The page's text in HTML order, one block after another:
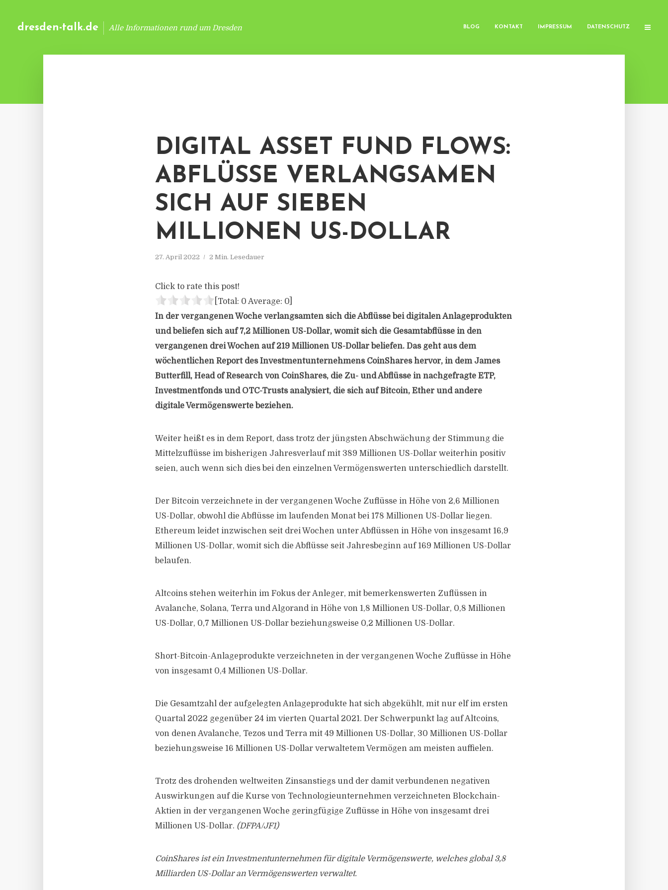
dresden-talk.de Alle Informationen rund um Dresden BLOG KONTAKT IMPRESSUM DATENSCHUTZ
DIGITAL ASSET FUND FLOWS:
ABFLÜSSE VERLANGSAMEN
SICH AUF SIEBEN
MILLIONEN US-DOLLAR
27. April 2022 2 Min. Lesedauer
Click to rate this post!
[Total: 0 Average: 0
In der vergangenen Woche verlangsamten sich die Abflüsse bei digitalen Anlageprodukten
und beliefen sich auf 7,2 Millionen US-Dollar, womit sich die Gesamtabflüsse in den
vergangenen drei Wochen auf 219 Millionen US-Dollar beliefen. Das geht aus dem
wöchentlichen Report des Investmentunternehmens CoinShares hervor, in dem James
Butterfill, Head of Research von CoinShares, die Zu- und Abflüsse in nachgefragte ETP,
Investmentfonds und OTC-Trusts analysiert, die sich auf Bitcoin, Ether und andere
digitale Vermögenswerte beziehen.
Weiter heißt es in dem Report, dass trotz der jüngsten Abschwächung der Stimmung die
Mittelzuflüsse im bisherigen Jahresverlauf mit 389 Millionen US-Dollar weiterhin positiv
seien, auch wenn sich dies bei den einzelnen Vermögenswerten unterschiedlich darstellt.
Der Bitcoin verzeichnete in der vergangenen Woche Zuflüsse in Höhe von 2,6 Millionen
US-Dollar, obwohl die Abflüsse im laufenden Monat bei 178 Millionen US-Dollar liegen.
Ethereum leidet inzwischen seit drei Wochen unter Abflüssen in Höhe von insgesamt 16,9
Millionen US-Dollar, womit sich die Abflüsse seit Jahresbeginn auf 169 Millionen US-Dollar
belaufen.
Altcoins stehen weiterhin im Fokus der Anleger, mit bemerkenswerten Zuflüssen in
Avalanche, Solana, Terra und Algorand in Höhe von 1,8 Millionen US-Dollar, 0,8 Millionen
US-Dollar, 0,7 Millionen US-Dollar beziehungsweise 0,2 Millionen US-Dollar.
Short-Bitcoin-Anlageprodukte verzeichneten in der vergangenen Woche Zuflüsse in Höhe
von insgesamt 0,4 Millionen US-Dollar.
Die Gesamtzahl der aufgelegten Anlageprodukte hat sich abgekühlt, mit nur elf im ersten
Quartal 2022 gegenüber 24 im vierten Quartal 2021. Der Schwerpunkt lag auf Altcoins,
von denen Avalanche, Tezos und Terra mit 49 Millionen US-Dollar, 30 Millionen US-Dollar
beziehungsweise 16 Millionen US-Dollar verwaltetem Vermögen am meisten auffielen.
Trotz des drohenden weltweiten Zinsanstiegs und der damit verbundenen negativen
Auswirkungen auf die Kurse von Technologieunternehmen verzeichneten Blockchain-
Aktien in der vergangenen Woche geringfügige Zuflüsse in Höhe von insgesamt drei
Millionen US-Dollar. (DFPA/JF1)
CoinShares ist ein Investmentunternehmen für digitale Vermögenswerte, welches global 3,8
Milliarden US-Dollar an Vermögenswerten verwaltet.